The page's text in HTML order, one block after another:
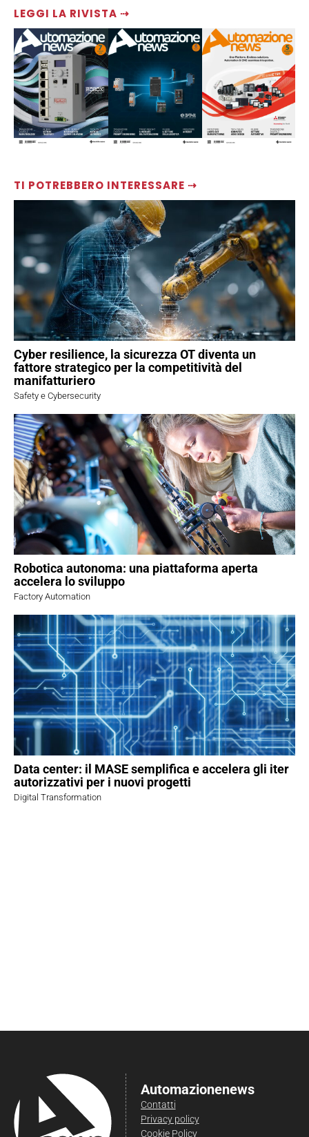
LEGGI LA RIVISTA ⇢
TI POTREBBERO INTERESSARE ⇢
Cyber resilience, la sicurezza OT diventa un
fattore strategico per la competitività del
manifatturiero
Safety e Cybersecurity
Robotica autonoma: una piattaforma aperta
accelera lo sviluppo
Factory Automation
Data center: il MASE semplifica e accelera gli iter
autorizzativi per i nuovi progetti
Digital Transformation
Automazionenews
Contatti
Privacy policy
Cookie Policy